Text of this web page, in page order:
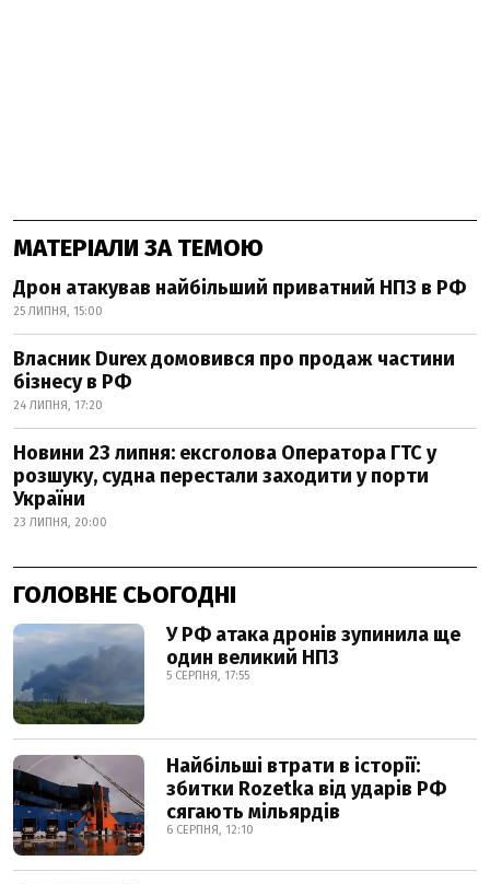
МАТЕРІАЛИ ЗА ТЕМОЮ
Дрон атакував найбільший приватний НПЗ в РФ
25 ЛИПНЯ, 15:00
Власник Durex домовився про продаж частини
бізнесу в РФ
24 ЛИПНЯ, 17:20
Новини 23 липня: ексголова Оператора ГТС у
розшуку, судна перестали заходити у порти
України
23 ЛИПНЯ, 20:00
ГОЛОВНЕ СЬОГОДНІ
У РФ атака дронів зупинила ще
один великий НПЗ
5 СЕРПНЯ, 17:55
Найбільші втрати в історії:
збитки Rozetka від ударів РФ
сягають мільярдів
6 СЕРПНЯ, 12:10